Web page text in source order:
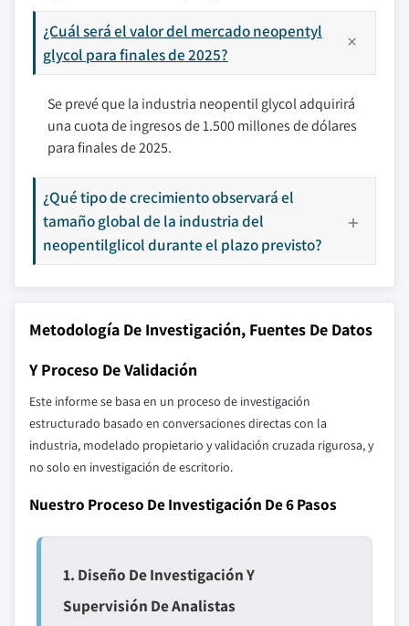
¿Cuál será el valor del mercado neopentyl
glycol para finales de 2025?
Se prevé que la industria neopentil glycol adquirirá
una cuota de ingresos de 1.500 millones de dólares
para finales de 2025.
¿Qué tipo de crecimiento observará el
tamaño global de la industria del
neopentilglicol durante el plazo previsto?
Metodología De Investigación, Fuentes De Datos
Y Proceso De Validación
Este informe se basa en un proceso de investigación
estructurado basado en conversaciones directas con la
industria, modelado propietario y validación cruzada rigurosa, y
no solo en investigación de escritorio.
Nuestro Proceso De Investigación De 6 Pasos
1. Diseño De Investigación Y
Supervisión De Analistas